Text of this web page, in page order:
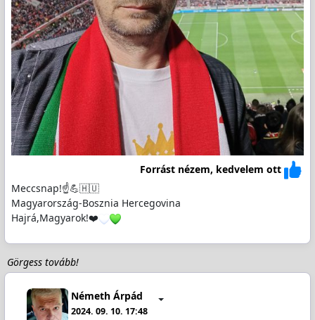
Forrást nézem, kedvelem ott
Meccsnap!☝️💪🇭🇺
Magyarország-Bosznia Hercegovina
Hajrá,Magyarok!❤️
Görgess tovább!
Németh Árpád
2024. 09. 10. 17:48